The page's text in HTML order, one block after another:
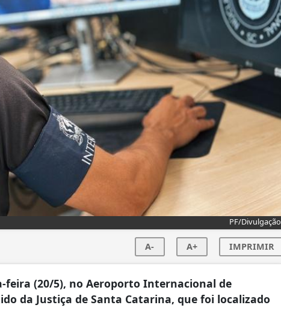
PF/Divulgação
A- A+ IMPRIMIR
feira (20/5), no Aeroporto Internacional de
da Justiça de Santa Catarina, que foi localizado